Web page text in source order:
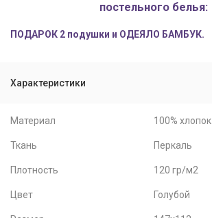
постельного белья:
ПОДАРОК 2 подушки и ОДЕЯЛО БАМБУК.
Характеристики
Материал 100% хлопок
Ткань Перкаль
Плотность 120 гр/м2
Цвет Голубой